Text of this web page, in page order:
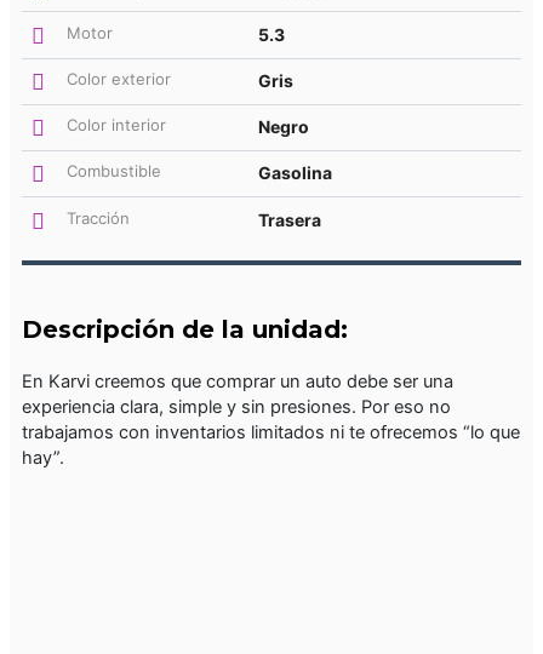
Motor 5.3
Color exterior Gris
Color interior Negro
Combustible Gasolina
Tracción Trasera
Descripción de la unidad:
En Karvi creemos que comprar un auto debe ser una
experiencia clara, simple y sin presiones. Por eso no
trabajamos con inventarios limitados ni te ofrecemos “lo que
hay”.